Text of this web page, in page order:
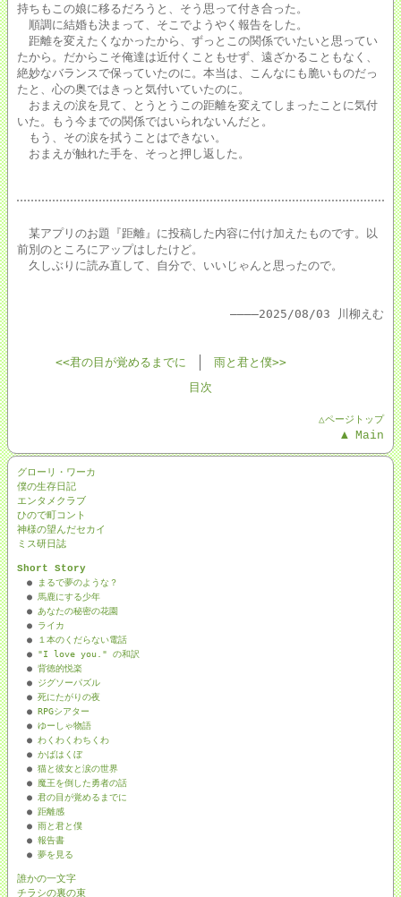
持ちもこの娘に移るだろうと、そう思って付き合った。
順調に結婚も決まって、そこでようやく報告をした。
距離を変えたくなかったから、ずっとこの関係でいたいと思ってい
たから。だからこそ俺達は近付くこともせず、遠ざかることもなく、
絶妙なバランスで保っていたのに。本当は、こんなにも脆いものだっ
たと、心の奥ではきっと気付いていたのに。
おまえの涙を見て、とうとうこの距離を変えてしまったことに気付
いた。もう今までの関係ではいられないんだと。
もう、その涙を拭うことはできない。
おまえが触れた手を、そっと押し返した。
某アプリのお題『距離』に投稿した内容に付け加えたものです。以
前別のところにアップはしたけど。
久しぶりに読み直して、自分で、いいじゃんと思ったので。
――――2025/08/03 川柳えむ
<<君の目が覚めるまでに
雨と君と僕>>
目次
△ページトップ
▲ Main